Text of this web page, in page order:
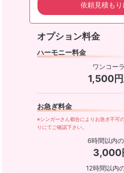
依頼見積もり
オプション料金
ハーモニー料金
ワンコー
1,500円
お急ぎ料金
※シンガーさん都合によりお急ぎ不可
りにてご確認下さい。
6時間以内
3,000
12時間以内